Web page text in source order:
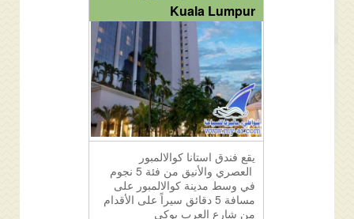
Kuala Lumpur
يقع فندق استانا كوالالمبور
العصري والأنيق من فئة 5 نجوم
في وسط مدينة كوالالمبور على
مسافة 5 دقائق سيراً على الأقدام
من شارع العرب بوكي